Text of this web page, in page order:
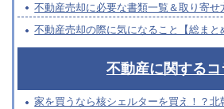
不動産売却に必要な書類一覧＆取り寄せ
不動産売却の際に気になること【総まと
不動産に関するコ
家を買うなら核シェルターを買え！？